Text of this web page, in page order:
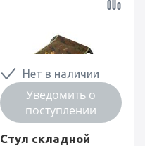
Нет в наличии
Уведомить о
поступлении
Стул складной